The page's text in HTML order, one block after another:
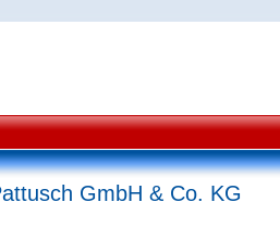
GmbH & Co. KG